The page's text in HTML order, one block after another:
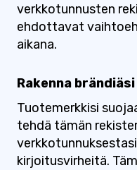
verkkotunnusten
ehdottavat
aikana.
Rakenna
Tuotemerkkisi
tehdä tämän
kirjoitusvirheitä.